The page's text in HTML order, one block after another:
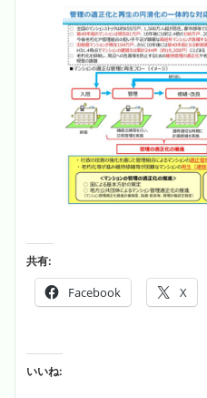
共有:
Facebook X
いいね: